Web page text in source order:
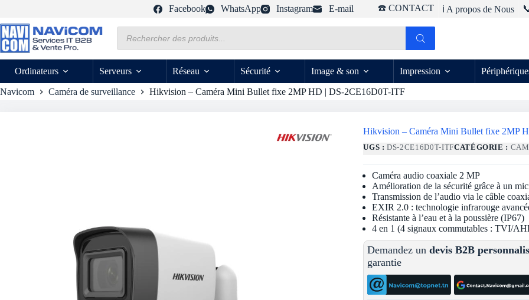
contenu
Facebook WhatsApp Instagram E-mail ☎️ CONTACT ℹ️ A propos de Nous
produits
Ordinateurs Serveurs Réseau Sécurité Image & son Impression
Navicom Caméra de surveillance Hikvision – Caméra Mini Bullet fixe 2MP HD | DS-2CE16D0T-ITF
Hikvision – Caméra Mini Bullet fixe 2MP
UGS :DS-2CE16D0T-ITFCATÉGORIE :
Caméra audio coaxiale 2 MP
Amélioration de la sécurité grâce à un
Transmission de l’audio via le câble
EXIR 2.0 : technologie infrarouge
Résistante à l’eau et à la poussière (IP67)
4 en 1 (4 signaux commutables : TVI/
Demandez undevis B2B
garantie